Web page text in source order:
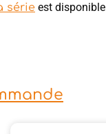
série est